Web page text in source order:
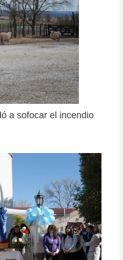
a sofocar el incendio